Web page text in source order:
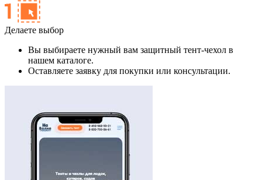
Делаете выбор
Вы выбираете нужный вам защитный тент-чехол в
нашем каталоге.
Оставляете заявку для покупки или консультации.